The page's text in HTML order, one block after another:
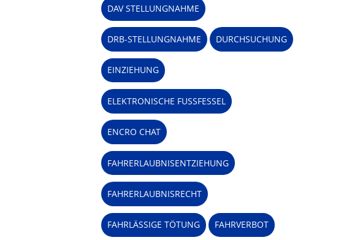
DAV STELLUNGNAHME
DRB-STELLUNGNAHME DURCHSUCHUNG
EINZIEHUNG
ELEKTRONISCHE FUSSFESSEL
ENCRO CHAT
FAHRERLAUBNISENTZIEHUNG
FAHRERLAUBNISRECHT
FAHRLÄSSIGE TÖTUNG FAHRVERBOT